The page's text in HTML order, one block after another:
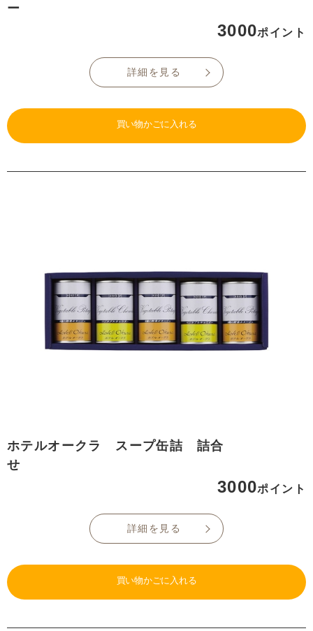
ー
3000ポイント
詳細を見る
買い物かごに入れる
ホテルオークラ スープ缶詰 詰合
せ
3000ポイント
詳細を見る
買い物かごに入れる